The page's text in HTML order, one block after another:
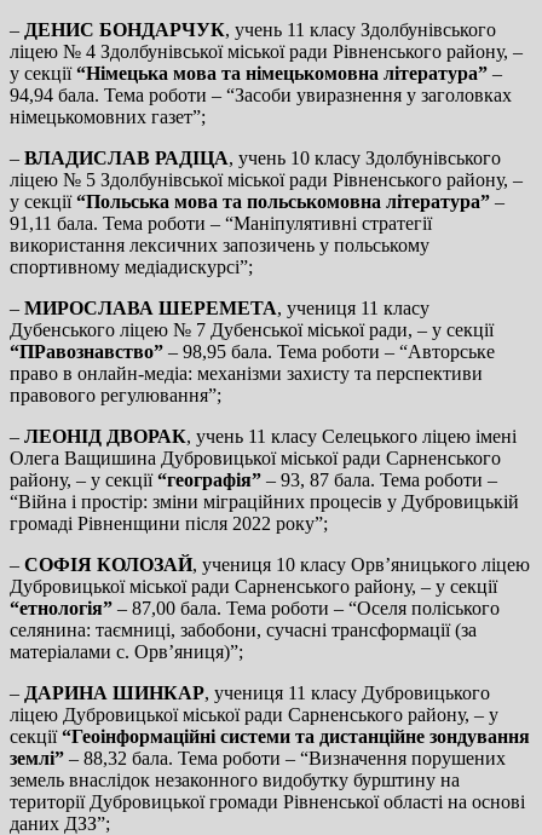
– ДЕНИС БОНДАРЧУК, учень 11 класу Здолбунівського
ліцею № 4 Здолбунівської міської ради Рівненського району, –
у секції“Німецька мова та німецькомовна література” –
94,94 бала. Тема роботи – “Засоби увиразнення у заголовках
німецькомовних газет”;
– ВЛАДИСЛАВ РАДІЦА, учень 10 класу Здолбунівського
ліцею № 5 Здолбунівської міської ради Рівненського району, –
у секції“Польська мова та польськомовна література” –
91,11 бала. Тема роботи – “Маніпулятивні стратегії
використання лексичних запозичень у польському
спортивному медіадискурсі”;
– МИРОСЛАВА ШЕРЕМЕТА, учениця 11 класу
Дубенського ліцею № 7 Дубенської міської ради, – у секції
“ПРавознавство” – 98,95 бала. Тема роботи – “Авторське
право в онлайн-медіа: механізми захисту та перспективи
правового регулювання”;
– ЛЕОНІД ДВОРАК, учень 11 класу Селецького ліцею імені
Олега Ващишина Дубровицької міської ради Сарненського
району, – у секції“географія” – 93, 87 бала. Тема роботи –
“Війна і простір: зміни міграційних процесів у Дубровицькій
громаді Рівненщини після 2022 року”;
– СОФІЯ КОЛОЗАЙ, учениця 10 класу Орв’яницького ліцею
Дубровицької міської ради Сарненського району, – у секції
“етнологія” – 87,00 бала. Тема роботи – “Оселя поліського
селянина: таємниці, забобони, сучасні трансформації (за
матеріалами с. Орв’яниця)”;
– ДАРИНА ШИНКАР, учениця 11 класу Дубровицького
ліцею Дубровицької міської ради Сарненського району, – у
секції“Геоінформаційні системи та дистанційне зондування
землі” – 88,32 бала. Тема роботи – “Визначення порушених
земель внаслідок незаконного видобутку бурштину на
території Дубровицької громади Рівненської області на основі
даних ДЗЗ”;